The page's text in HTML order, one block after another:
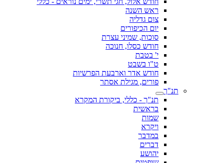
ראש השנה
צום גדליה
יום הכיפורים
סוכות, שמיני עצרת
חודש כסלו, חנוכה
י' בטבת
ט"ו בשבט
חודש אדר וארבעת הפרשיות
פורים, מגילת אסתר
תנ"ך
תנ"ך - כללי, ביקורת המקרא
בראשית
שמות
ויקרא
במדבר
דברים
יהושע